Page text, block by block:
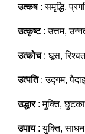
उत्कष: समृद्धि,
उत्कृष्ट: उत्तम,
उत्कोच: घूस, रिश्वत
उत्पति: उद्गम,
उद्धार: मुक्ति,
उपाय: युक्ति,